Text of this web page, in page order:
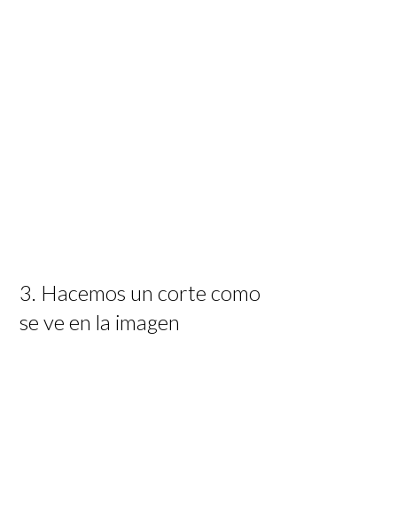
3. Hacemos un corte como
se ve en la imagen